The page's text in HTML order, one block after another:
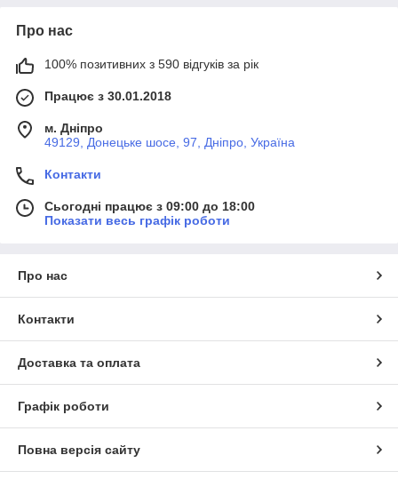
Про нас
100% позитивних з 590 відгуків за рік
Працює з 30.01.2018
м. Дніпро
49129, Донецьке шосе, 97, Дніпро, Україна
Контакти
Сьогодні працює з 09:00 до 18:00
Показати весь графік роботи
Про нас
Контакти
Доставка та оплата
Графік роботи
Повна версія сайту